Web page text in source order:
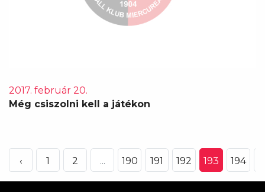
2017. február 20.
Még csiszolni kell a játékon
‹ 1 2 ... 190 191 192 193 194